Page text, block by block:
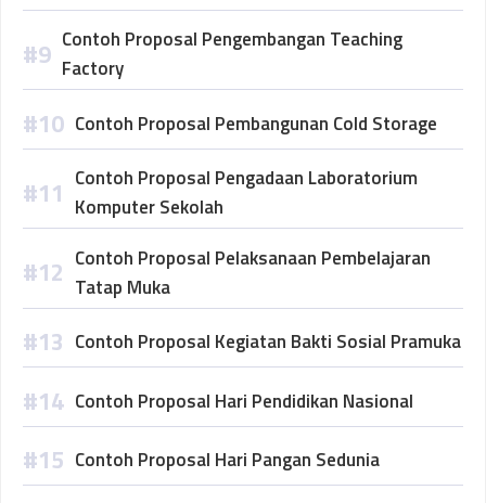
Contoh Proposal Pengembangan Teaching
Factory
Contoh Proposal Pembangunan Cold Storage
Contoh Proposal Pengadaan Laboratorium
Komputer Sekolah
Contoh Proposal Pelaksanaan Pembelajaran
Tatap Muka
Contoh Proposal Kegiatan Bakti Sosial Pramuka
Contoh Proposal Hari Pendidikan Nasional
Contoh Proposal Hari Pangan Sedunia